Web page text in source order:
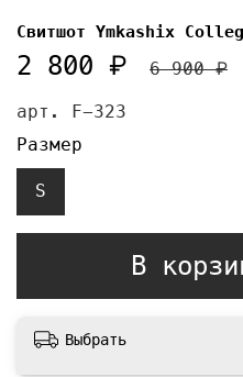
арт. F-323
Свитшот Ymkashix
2 800 ₽ 6 900 ₽
В
Размер
S
Выбрать